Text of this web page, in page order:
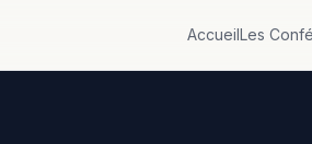
AccueilLes